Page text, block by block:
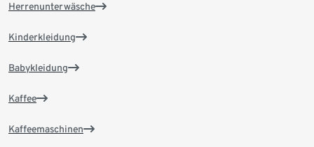
Herrenunterwäsche
Kinderkleidung
Babykleidung
Kaffee
Kaffeemaschinen